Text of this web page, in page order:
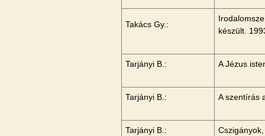
Takács Gy.:
készült.
Tarjányi B.: A Jézus
Tarjányi B.: A szentírás
Tarjányi B.: